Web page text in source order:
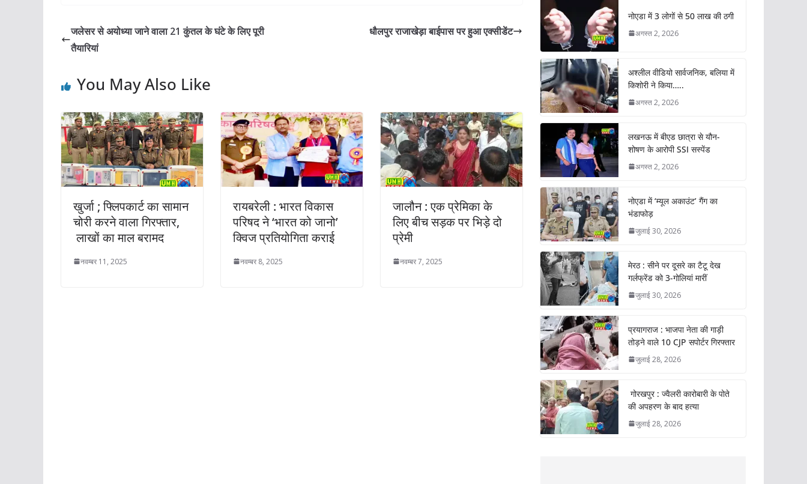
जलेसर से अयोध्या जाने वाला 21 कुंतल के घंटे के लिए पूरी
तैयारियां
धौलपुर राजाखेड़ा बाईपास पर हुआ एक्सीडेंट
You May Also Like
खुर्जा ; फ्लिपकार्ट का सामान
चोरी करने वाला गिरफ्तार,
लाखों का माल बरामद
नवम्बर 11, 2025
रायबरेली : भारत विकास
परिषद ने ‘भारत को जानो’
क्विज प्रतियोगिता कराई
नवम्बर 8, 2025
जालौन : एक प्रेमिका के
लिए बीच सड़क पर भिड़े दो
प्रेमी
नवम्बर 7, 2025
नोएडा में 3 लोगों से 50 लाख की ठगी
अगस्त 2, 2026
अश्लील वीडियो सार्वजनिक, बलिया में
किशोरी ने किया…..
अगस्त 2, 2026
लखनऊ में बीएड छात्रा से यौन-
शोषण के आरोपी SSI सस्पेंड
अगस्त 2, 2026
नोएडा में ‘म्यूल अकाउंट’ गैंग का
भंडाफोड़
जुलाई 30, 2026
मेरठ : सीने पर दूसरे का टैटू देख
गर्लफ्रेंड को 3-गोलियां मारीं
जुलाई 30, 2026
प्रयागराज : भाजपा नेता की गाड़ी
तोड़ने वाले 10 CJP सपोर्टर गिरफ्तार
जुलाई 28, 2026
गोरखपुर : ज्वैलरी कारोबारी के पोते
की अपहरण के बाद हत्या
जुलाई 28, 2026